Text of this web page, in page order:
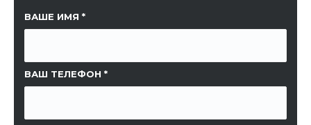
ВАШЕ ИМЯ
ВАШ ТЕЛЕФОН
ССЫЛКА НА СТРАНИЦУ